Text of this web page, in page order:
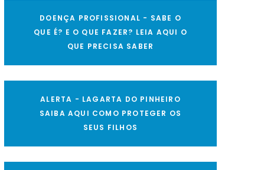
DOENÇA PROFISSIONAL - SABE O
QUE É? E O QUE FAZER? LEIA AQUI O
QUE PRECISA SABER
ALERTA - LAGARTA DO PINHEIRO
SAIBA AQUI COMO PROTEGER OS
SEUS FILHOS